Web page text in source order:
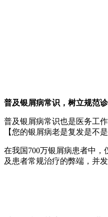
普及银屑病常识，树立规范
普及银屑病常识也是医务工
【您的银屑病老是复发是不
在我国700万银屑病患者中
及患者常规治疗的弊端，并